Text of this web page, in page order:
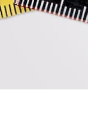
Kontakt